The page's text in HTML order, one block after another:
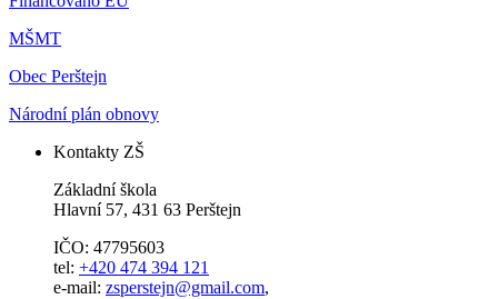
MŠMT
Obec Perštejn
Národní plán obnovy
Kontakty ZŠ
Základní škola
Hlavní 57, 431 63 Perštejn
IČO: 47795603
tel: +420 474 394 121
e-mail: zsperstejn@gmail.com,